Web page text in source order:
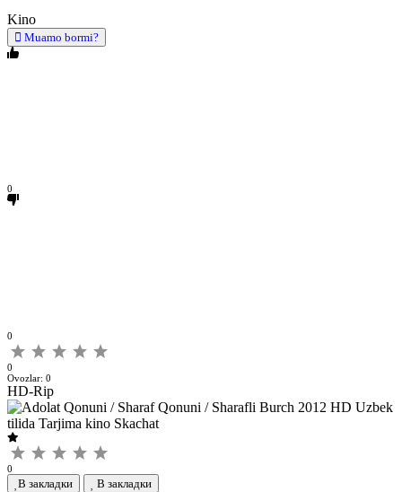
Kino
Muamo bormi?
0
0
0
Ovozlar: 0
HD-Rip
0
В закладки В закладки